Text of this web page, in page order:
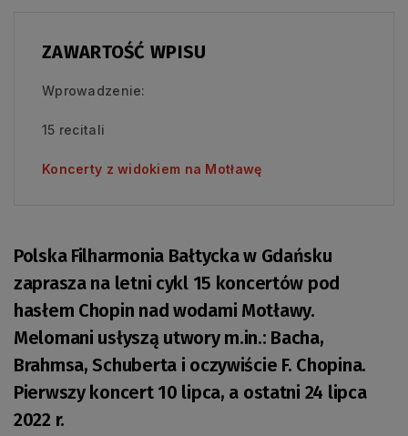
ZAWARTOŚĆ WPISU
Wprowadzenie:
15 recitali
Koncerty z widokiem na Motławę
Polska Filharmonia Bałtycka w Gdańsku
zaprasza na letni cykl 15 koncertów pod
hasłem Chopin nad wodami Motławy.
Melomani usłyszą utwory m.in.: Bacha,
Brahmsa, Schuberta i oczywiście F. Chopina.
Pierwszy koncert 10 lipca, a ostatni 24 lipca
2022 r.